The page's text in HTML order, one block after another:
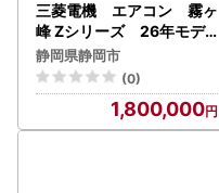
三菱電機 エアコン 霧ヶ
峰 Zシリーズ 26年モデ
ル MSZ-ZW8026S-W(
26畳用/200V/ピュアホワ
イト) 【標準設置工事付
】【配送不可：沖縄・離島
】
静岡県静岡市
(0)
1,800,000